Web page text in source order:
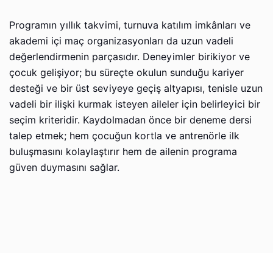
Programın yıllık takvimi, turnuva katılım imkânları ve
akademi içi maç organizasyonları da uzun vadeli
değerlendirmenin parçasıdır. Deneyimler birikiyor ve
çocuk gelişiyor; bu süreçte okulun sunduğu kariyer
desteği ve bir üst seviyeye geçiş altyapısı, tenisle uzun
vadeli bir ilişki kurmak isteyen aileler için belirleyici bir
seçim kriteridir. Kaydolmadan önce bir deneme dersi
talep etmek; hem çocuğun kortla ve antrenörle ilk
buluşmasını kolaylaştırır hem de ailenin programa
güven duymasını sağlar.